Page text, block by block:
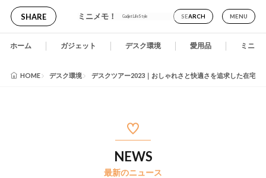
ミニメモ！ Gadjet LifeStyle
SHARE SEARCH MENU
ホーム ガジェット デスク環境 愛用品 ミニメ
HOME デスク環境 デスクツアー2023｜おしゃれさと快適さを追求した在宅
NEWS
最新のニュース